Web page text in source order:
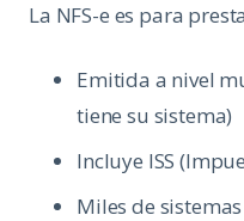
La NFS-e es para
Emitida a nivel
tiene su sistema)
Incluye ISS
Miles de